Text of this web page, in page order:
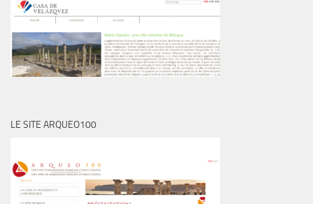
LE SITE ARQUEO100